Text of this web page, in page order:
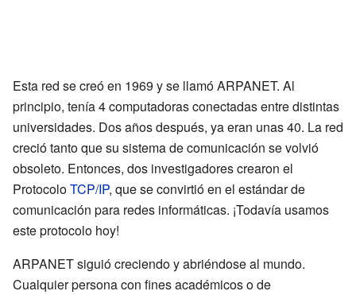
Esta red se creó en 1969 y se llamó ARPANET. Al
principio, tenía 4 computadoras conectadas entre distintas
universidades. Dos años después, ya eran unas 40. La red
creció tanto que su sistema de comunicación se volvió
obsoleto. Entonces, dos investigadores crearon el
ProtocoloTCP/IP, que se convirtió en el estándar de
comunicación para redes informáticas. ¡Todavía usamos
este protocolo hoy!
ARPANET siguió creciendo y abriéndose al mundo.
Cualquier persona con fines académicos o de